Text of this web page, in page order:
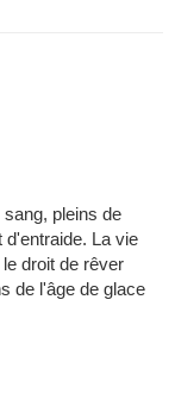
pleins de
d'entraide. La vie
droit de rêver
de l'âge de glace